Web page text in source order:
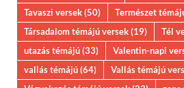
Tavaszi versek(50) Természet
Társadalom témájú versek(19) Tél
utazás témájú(33) Valentin-napi
vallás témájú(64) Vallás témájú